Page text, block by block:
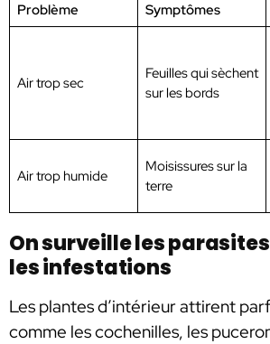
Problème Symptômes
Air trop sec
Feuilles qui sèchent
sur les bords
Air trop humide
Moisissures sur la
terre
On surveille les
les infestations
Les plantes d’intérieur attirent
comme les cochenilles, les